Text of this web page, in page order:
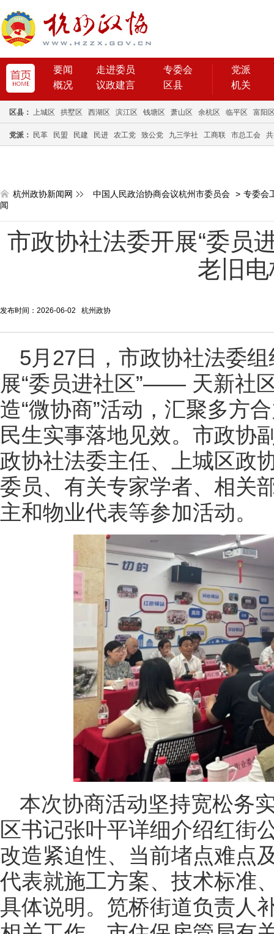
要闻 走进委员
专委会
概况
议政建言 区县
党派
机关
区县： 上城区 拱墅区 西湖区 滨江区 钱塘区 萧山区 余杭区 临平区 富阳
党派： 民革 民盟 民建 民进 农工党 致公党 九三学社 工商联 市总工会
杭州政协新闻网 中国人民政治协商会议杭州市委员会 > 专委会
闻
市政协社法委开展“委员
老旧
发布时间：2026-06-02 杭州政协
5月27日，市政协社法委
展“委员进社区”—— 天新社
造“微协商”活动，汇聚多方
民生实事落地见效。市政协
政协社法委主任、上城区政
委员、有关专家学者、相关
主和物业代表等参加活动。
本次协商活动坚持宽松务
区书记张叶平详细介绍红街
改造紧迫性、当前堵点难点
代表就施工方案、技术标准
具体说明。笕桥街道负责人